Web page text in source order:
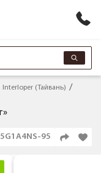
Interloper (Тайвань)
95